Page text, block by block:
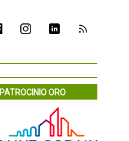
PATROCINIO ORO